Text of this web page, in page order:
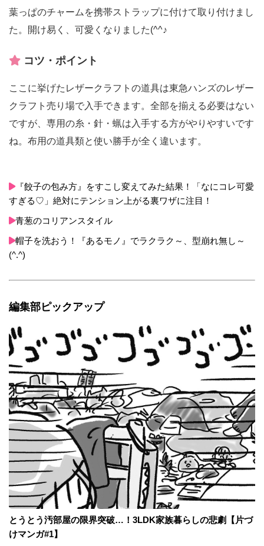
葉っぱのチャームを携帯ストラップに付けて取り付けまし
た。開け易く、可愛くなりました(^^♪
コツ・ポイント
ここに挙げたレザークラフトの道具は東急ハンズのレザー
クラフト売り場で入手できます。全部を揃える必要はない
ですが、専用の糸・針・蝋は入手する方がやりやすいです
ね。布用の道具類と使い勝手が全く違います。
『餃子の包み方』をすこし変えてみた結果！「なにコレ可愛
すぎる♡」絶対にテンション上がる裏ワザに注目！
青葱のコリアンスタイル
帽子を洗おう！『あるモノ』でラクラク～、型崩れ無し～
(^.^)
編集部ピックアップ
とうとう汚部屋の限界突破…！3LDK家族暮らしの悲劇【片づ
けマンガ#1】